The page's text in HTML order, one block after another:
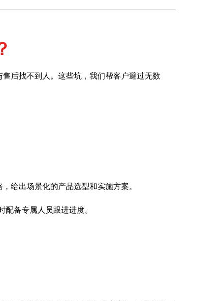
售后找不到人。这些坑，我们帮客户避过无数
给出场景化的产品选型和实施方案。
配备专属人员跟进进度。